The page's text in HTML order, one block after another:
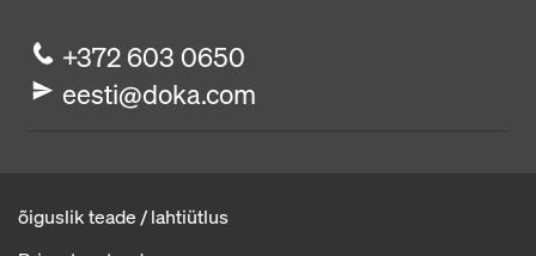
+372 603 0650
eesti@doka.com
õiguslik teade / lahtiütlus